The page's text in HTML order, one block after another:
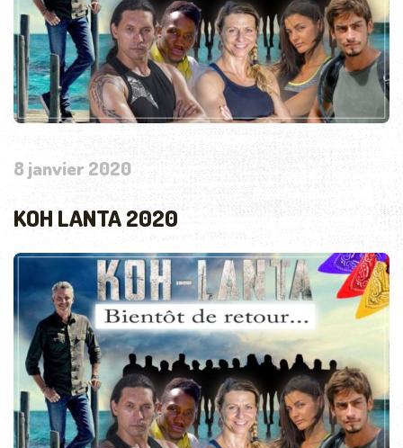
8 janvier 2020
KOH LANTA 2020